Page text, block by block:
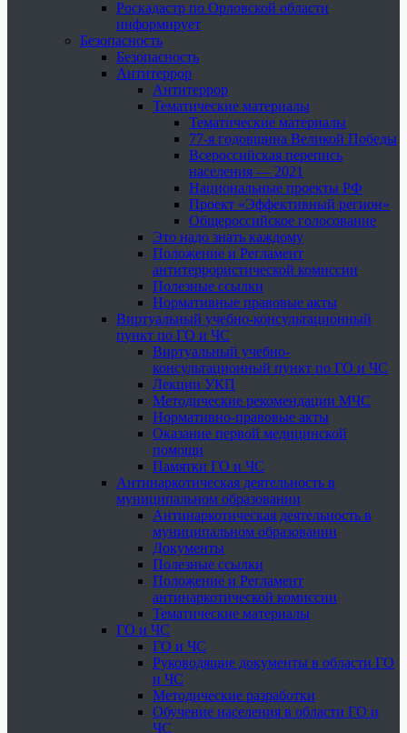
Роскадастр по Орловской области
информирует
Безопасность
Безопасность
Антитеррор
Антитеррор
Тематические материалы
Тематические материалы
77-я годовщина Великой Победы
Всероссийская перепись
населения — 2021
Национальные проекты РФ
Проект «Эффективный регион»
Общероссийское голосование
Это надо знать каждому
Положение и Регламент
антитеррористической комиссии
Полезные ссылки
Нормативные правовые акты
Виртуальный учебно-консультационный
пункт по ГО и ЧС
Виртуальный учебно-
консультационный пункт по ГО и ЧС
Лекции УКП
Методические рекомендации МЧС
Нормативно-правовые акты
Оказание первой медицинской
помощи
Памятки ГО и ЧС
Антинаркотическая деятельность в
муниципальном образовании
Антинаркотическая деятельность в
муниципальном образовании
Документы
Полезные ссылки
Положение и Регламент
антинаркотической комиссии
Тематические материалы
ГО и ЧС
ГО и ЧС
Руководящие документы в области ГО
и ЧС
Методические разработки
Обучение населения в области ГО и
ЧС